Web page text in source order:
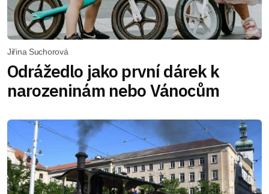
Jiřina Suchorová
Odrážedlo jako první dárek k
narozeninám nebo Vánocům